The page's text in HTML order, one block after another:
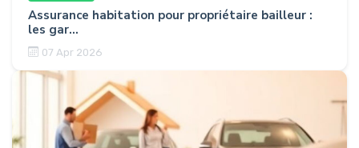
Assurance habitation pour propriétaire bailleur :
les gar...
07 Apr 2026